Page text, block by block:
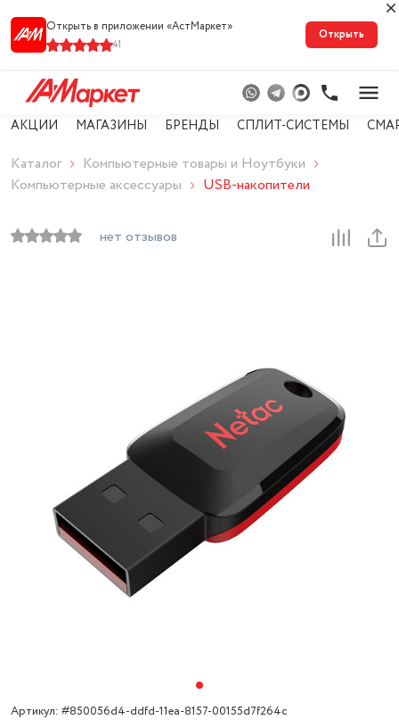
Открыть в приложении «АстМарке‪т‬»
41
Открыть
АКЦИИ МАГАЗИНЫ БРЕНДЫ СПЛИТ-СИСТЕМЫ
Каталог
Компьютерные товары и Ноутбуки
Компьютерные аксессуары
USB-накопители
нет отзывов
Артикул: #850056d4-ddfd-11ea-8157-00155d7f264c